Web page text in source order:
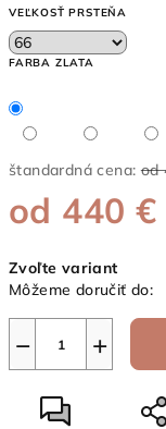
VEĽKOSŤ PRSTEŇA
FARBA ZLATA
štandardná cena: od
od 440 €
cena:
Zvoľte variant
Môžeme doručiť do:
+
−